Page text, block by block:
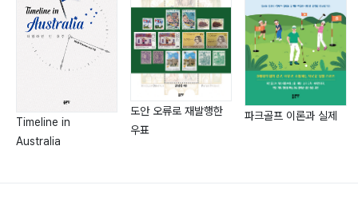
4.3?헤드 속도와 비거리164
4.4?비거리가 늘면 달린거리는 줄어든다169
4.5?회전축 경사각과 이탈거리175
4.6?환상의 웨지 그린 공략의 비결182
4.7?빗맞은 아이언 타구의 탄도185
4.8?빗맞은 우드 타구와 옆오름198
Timeline in
Australia
도안 오류로 재발행한
우표
파크골프 이론과 실제